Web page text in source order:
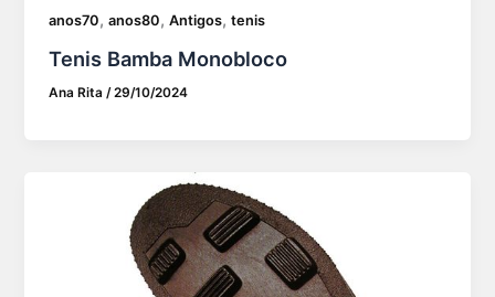
anos70,anos80,Antigos,tenis
Tenis Bamba Monobloco
Ana Rita/29/10/2024